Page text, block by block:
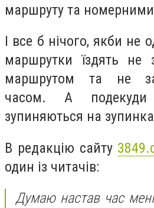
маршруту та
І все б нічого, якби не
маршрутки їздять не
маршрутом та не
часом. А
зупиняються на
В редакцію сайту
один із читачів:
Думаю настав час мені